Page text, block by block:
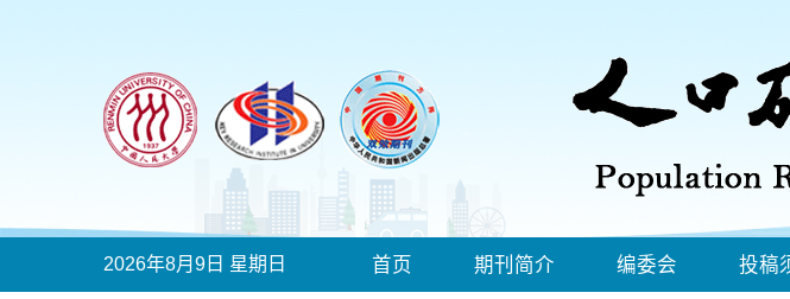
2026年8月9日 星期日 首页 期刊简介 编委会 投稿